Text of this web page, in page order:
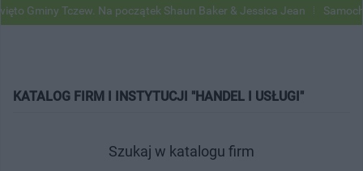
Gminy Tczew. Na początek Shaun Baker & Jessica Jean
KATALOG FIRM I INSTYTUCJI "HANDEL I USŁUGI"
Szukaj w katalogu firm